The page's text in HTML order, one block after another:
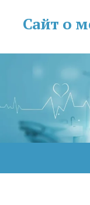
Сайт о